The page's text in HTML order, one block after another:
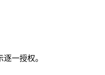
一授权。